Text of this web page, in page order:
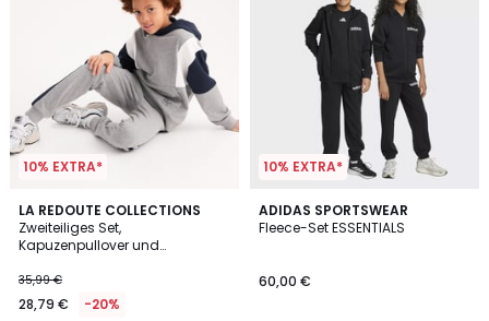
10% EXTRA*
LA REDOUTE COLLECTIONS
Zweiteiliges Set,
Kapuzenpullover und
35,99 €
28,79 € -20%
5
/
5
10% EXTRA*
ADIDAS SPORTSWEAR
Fleece-Set ESSENTIALS
60,00 €